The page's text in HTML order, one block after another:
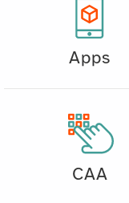
Apps
CAA